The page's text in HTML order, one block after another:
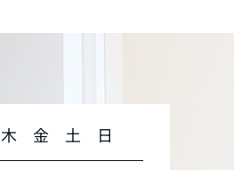
木 金 土 日